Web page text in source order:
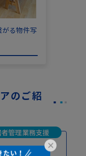
る物件写
のご紹
者管理業務支援
×